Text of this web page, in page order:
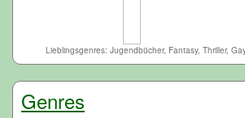
Lieblingsgenres: Jugendbücher, Fantasy, Thriller,
Genres